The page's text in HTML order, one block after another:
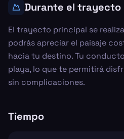
Durante el trayecto
El trayecto principal se
podrás apreciar el paisaje
hacia tu destino. Tu
playa, lo que te permitirá
sin complicaciones.
Tiempo